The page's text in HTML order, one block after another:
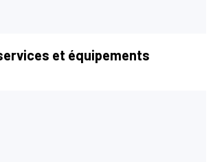
et équipements